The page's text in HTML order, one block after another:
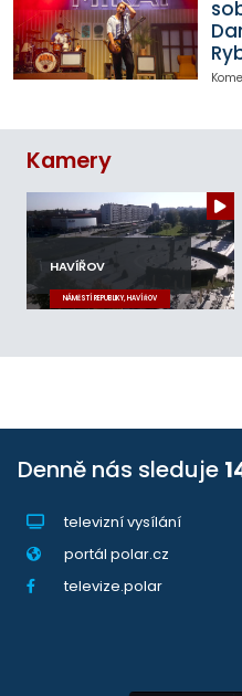
Kamery
HAVÍŘOV
NÁMĚSTÍ REPUBLIKY, HAVÍŘOV
Denně nás sleduje
televizní vysílání
portál polar.cz
televize.polar